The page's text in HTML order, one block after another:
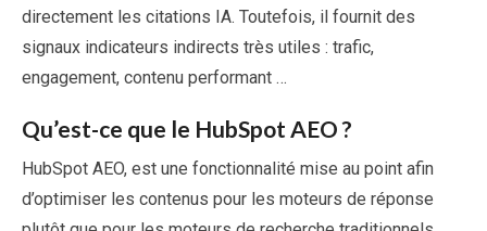
directement les citations IA. Toutefois, il fournit des
signaux indicateurs indirects très utiles : trafic,
engagement, contenu performant …
Qu’est-ce que le HubSpot AEO ?
HubSpot AEO, est une fonctionnalité mise au point afin
d’optimiser les contenus pour les moteurs de réponse